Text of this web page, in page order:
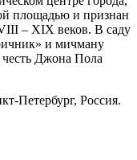
площадью и признан
– XIX веков. В саду
и мичману
Джона Пола
Петербург, Россия.